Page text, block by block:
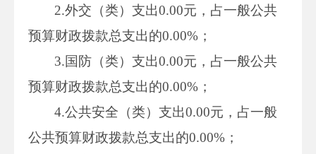
2.外交（类）支出0.00元，占一般公共
预算财政拨款总支出的0.00%；
3.国防（类）支出0.00元，占一般公共
预算财政拨款总支出的0.00%；
4.公共安全（类）支出0.00元，占一般
公共预算财政拨款总支出的0.00%；